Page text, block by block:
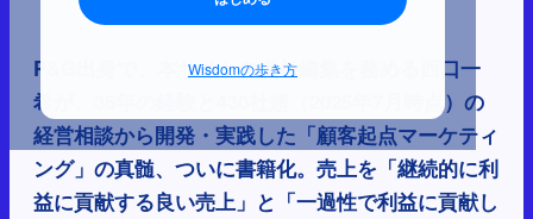
Wisdomの歩き方
P&G出身で、本サイトの責任編集を務める西口一
希が、35年の経験と430社超（2025年7月時点）の
経営相談から開発・実践した「顧客起点マーケティ
ング」の真髄、ついに書籍化。売上を「継続的に利
益に貢献する良い売上」と「一過性で利益に貢献し